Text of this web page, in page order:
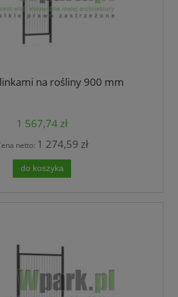
na rośliny 900 mm
1 567,74 zł
netto: 1 274,59 zł
do koszyka